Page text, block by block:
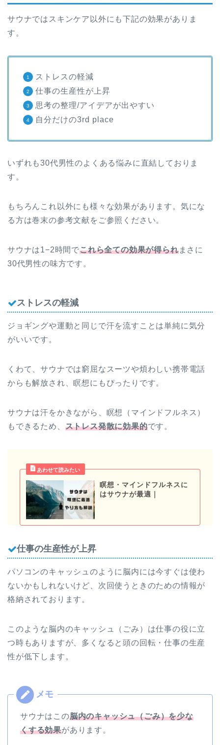
サウナではスキンケア以外にも下記の効果がありま
す。
ストレスの軽減
仕事の生産性が上昇
思考の整理/アイデアが出やすい
自分だけの3rd place
いずれも30代男性のよくある悩みに直結しておりま
す。
もちろんこれ以外にも様々な効果があります。気にな
る方は巻末の参考文献をご参照ください。
サウナは1−2時間でこれら全ての効果が得られまさに
30代男性の味方です。
ストレスの軽減
ジョギングや運動と同じで汗を流すことは単純に気分
がいいです。
くわて、サウナでは窮屈なスーツや煩わしい携帯電話
からも解放され、瞑想にもぴったりです。
サウナは汗をかきながら、瞑想（マインドフルネス）
もできるため、 ストレス発散に効果的です。
瞑想・マインドフルネスに
はサウナが最適｜
仕事の生産性が上昇
パソコンのキャッシュのように脳内には今すぐは使わ
ないかもしれないけど、次回使うときのための情報が
格納されております。
このような脳内のキャッシュ（ごみ）は仕事の役に立
つ時もありますが、多くなると頭の回転・仕事の生産
性が低下します。
サウナはこの脳内のキャッシュ（ごみ）を少な
くする効果があります。